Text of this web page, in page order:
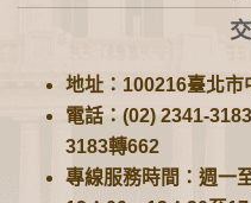
地址：100216臺北市
電話：(02) 2341-
3183轉662
專線服務時間：週一